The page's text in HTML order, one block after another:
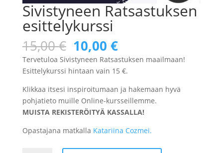
Sivistyneen Ratsastuksen
esittelykurssi
15,00€ Alkuperäinen
hinta
oli:
15,00 €.
10,00 €Nykyinen
hinta
on:
10,00 €.
Tervetuloa Sivistyneen Ratsastuksen maailmaan!
Esittelykurssi hintaan vain 15 €.
Klikkaa itsesi inspiroitumaan ja hakemaan hyvä
pohjatieto muille Online-kursseillemme.
MUISTA REKISTERÖITYÄ KASSALLA!
Opastajana matkalla Katariina Cozmei.